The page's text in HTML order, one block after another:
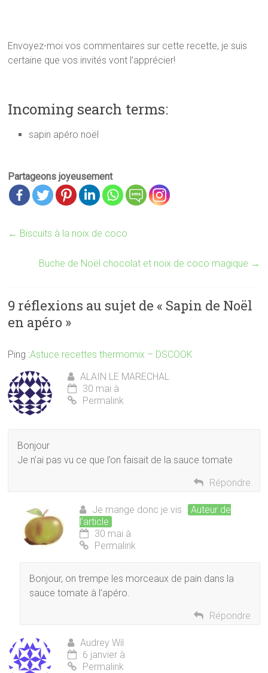
Envoyez-moi vos commentaires sur cette recette, je suis
certaine que vos invités vont l’apprécier!
Incoming search terms:
sapin apéro noël
Partageons joyeusement
← Biscuits à la noix de coco
Buche de Noël chocolat et noix de coco magique →
9 réflexions au sujet de « Sapin de Noël
en apéro »
Ping :Astuce recettes thermomix – DSCOOK
ALAIN LE MARECHAL
30 mai à
Permalink
Bonjour
Je n’ai pas vu ce que l’on faisait de la sauce tomate
Répondre
Je mange donc je vis
Auteur de
l’article
30 mai à
Permalink
Bonjour, on trempe les morceaux de pain dans la
sauce tomate à l’apéro.
Répondre
Audrey Wil
6 janvier à
Permalink